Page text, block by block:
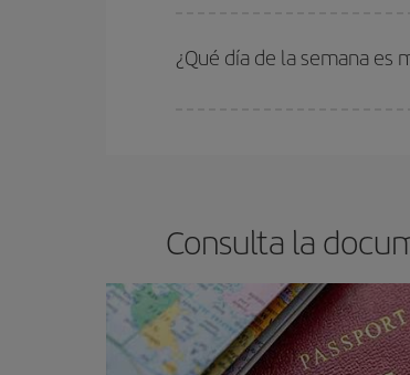
¿Qué día de la semana
Consulta la